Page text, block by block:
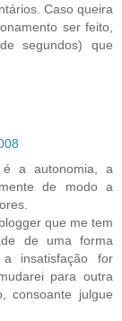
Caso queira
ser feito,
segundos) que
é a autonomia, a
de modo a
que me tem
de uma forma
insatisfação for
para outra
consoante julgue